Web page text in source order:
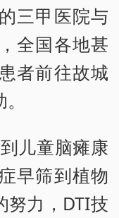
三甲医院与
全国各地甚
者前往故城
儿童脑瘫康
早筛到植物
努力，DTI技